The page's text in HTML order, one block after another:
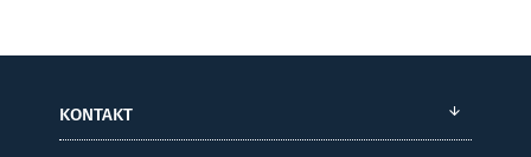
KONTAKT